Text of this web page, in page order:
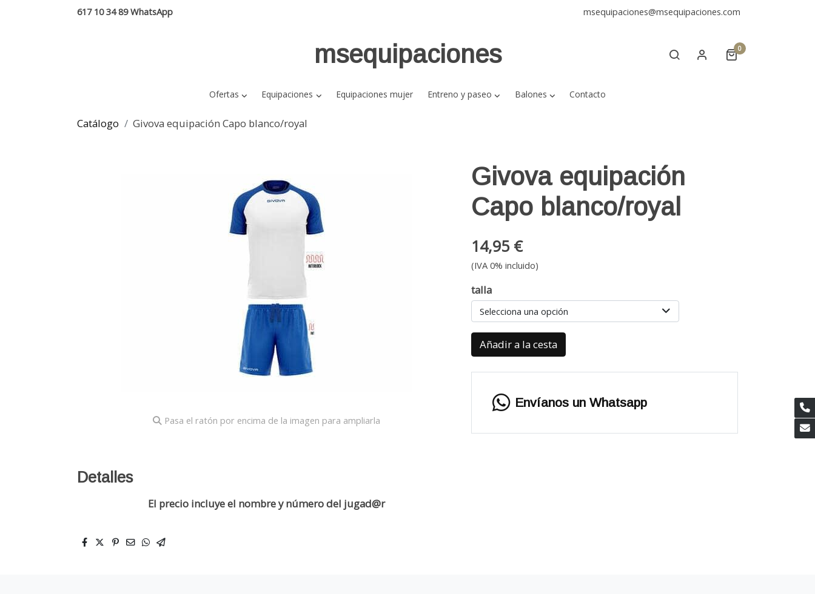
617 10 34 89 WhatsApp msequipaciones@msequipaciones.com
msequipaciones 0
Ofertas Equipaciones Equipaciones mujer Entreno y paseo Balones Contacto
Catálogo Givova equipación Capo blanco/royal
Pasa el ratón por encima de la imagen para ampliarla
Detalles
El precio incluye el nombre y número del jugad@r
Givova equipación
Capo blanco/royal
14,95 €
(IVA 0% incluido)
talla
Selecciona una opción
Añadir a la cesta
Envíanos un Whatsapp